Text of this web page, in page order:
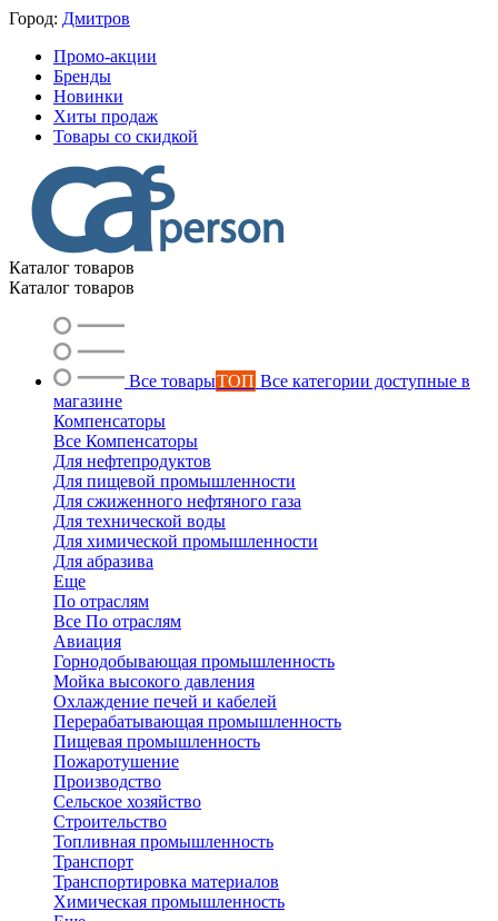
Город: Дмитров
Промо-акции
Бренды
Новинки
Хиты продаж
Товары со скидкой
Каталог товаров
Каталог товаров
Все товарыТОП Все категории доступные в
магазине
Компенсаторы
Все Компенсаторы
Для нефтепродуктов
Для пищевой промышленности
Для сжиженного нефтяного газа
Для технической воды
Для химической промышленности
Для абразива
Еще
По отраслям
Все По отраслям
Авиация
Горнодобывающая промышленность
Мойка высокого давления
Охлаждение печей и кабелей
Перерабатывающая промышленность
Пищевая промышленность
Пожаротушение
Производство
Сельское хозяйство
Строительство
Топливная промышленность
Транспорт
Транспортировка материалов
Химическая промышленность